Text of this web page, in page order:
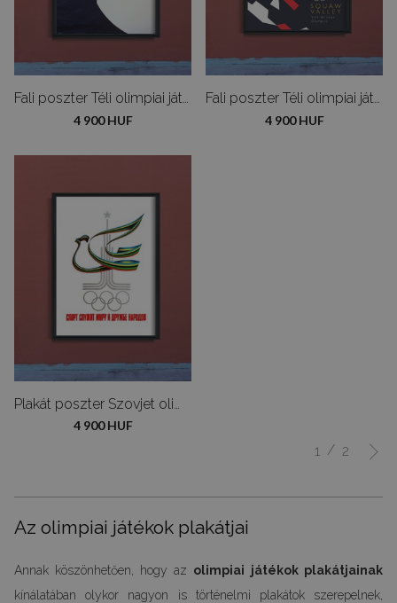
Fali poszter Téli olimpiai játék Innsbruck-ban
4 900 HUF
Fali poszter Téli olimpiai játékok Squaw Valley
4 900 HUF
4 900 HUF
1 / 2
Az olimpiai játékok plakátjai
Annak köszönhetően, hogy az olimpiai játékok plakátjainak
kínálatában olykor nagyon is történelmi plakátok szerepelnek,